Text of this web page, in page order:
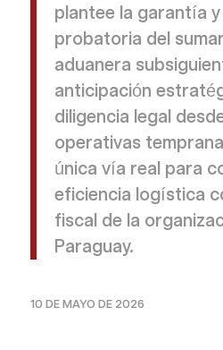
plantee la garantía
probatoria del
aduanera
anticipación
diligencia legal
operativas
única vía real para
eficiencia logística
fiscal de la
Paraguay.
10 DE MAYO DE 2026